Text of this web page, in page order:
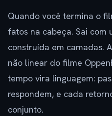
Quando você termina o
fatos na cabeça. Sai com
construída em camadas.
não linear do filme
tempo vira linguagem:
respondem, e cada
conjunto.